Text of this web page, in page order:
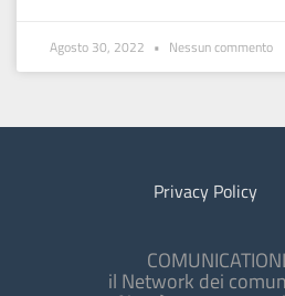
Agosto 30, 2022 Nessun commento
Privacy Policy
il Network dei